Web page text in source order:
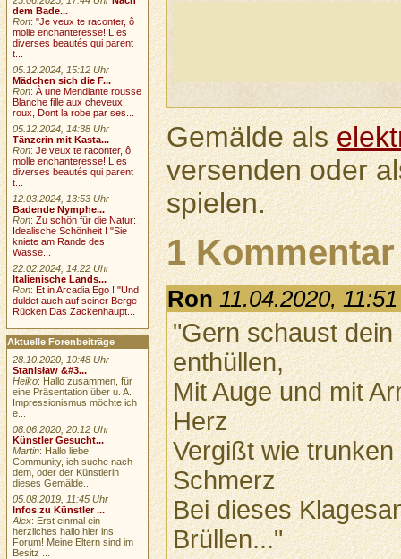
Gemälde als
versenden oder
spielen.
1
Ron 11.04.2020,
"Gern schaust
enthüllen,
Mit Auge und mit
Herz
Vergißt wie
Schmerz
Bei dieses
Brüllen..."
dem Bade...
Ron:"Je veux te raconter, ô
molle enchanteresse! L es
diverses beautés qui parent
t...
05.12.2024, 15:12 Uhr
Mädchen sich die F...
Ron:À une Mendiante rousse
Blanche fille aux cheveux
roux, Dont la robe par ses...
05.12.2024, 14:38 Uhr
Tänzerin mit Kasta...
Ron:Je veux te raconter, ô
molle enchanteresse! L es
diverses beautés qui parent
t...
12.03.2024, 13:53 Uhr
Badende Nymphe...
Ron:Zu schön für die Natur:
Idealische Schönheit ! "Sie
kniete am Rande des
Wasse...
22.02.2024, 14:22 Uhr
Italienische Lands...
Ron:Et in Arcadia Ego ! "Und
duldet auch auf seiner Berge
Rücken Das Zackenhaupt...
Aktuelle Forenbeiträge
28.10.2020, 10:48 Uhr
Stanisław &#3...
Heiko: Hallo zusammen, für
eine Präsentation über u. A.
Impressionismus möchte ich
e...
08.06.2020, 20:12 Uhr
Künstler Gesucht...
Martin: Hallo liebe
Community, ich suche nach
dem, oder der Künstlerin
dieses Gemälde...
05.08.2019, 11:45 Uhr
Infos zu Künstler ...
Alex: Erst einmal ein
herzliches hallo hier ins
Forum! Meine Eltern sind im
Besitz ...